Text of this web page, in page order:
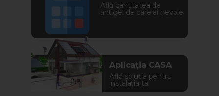
Află cantitatea de
antigel de care ai nevoie
Aplicația CASA
Află soluția pentru
instalația ta